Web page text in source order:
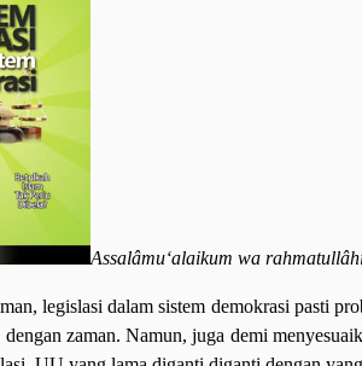
Assalâmu‘alaikum wa
legislasi dalam sistem demokrasi pasti
zaman. Namun, juga demi